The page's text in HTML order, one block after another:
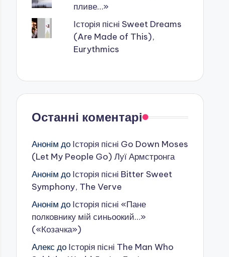
пливе…»
Історія пісні Sweet Dreams
(Are Made of This),
Eurythmics
Останні коментарі
Анонім до Історія пісні Go Down Moses
(Let My People Go) Луї Армстронга
Анонім до Історія пісні Bitter Sweet
Symphony, The Verve
Анонім до Історія пісні «Пане
полковнику мій синьоокий…»
(«Козачка»)
Алекс до Історія пісні The Man Who